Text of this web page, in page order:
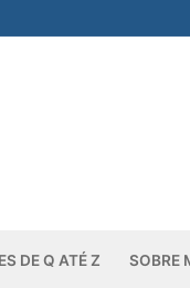
DE Q ATÉ Z SOBRE